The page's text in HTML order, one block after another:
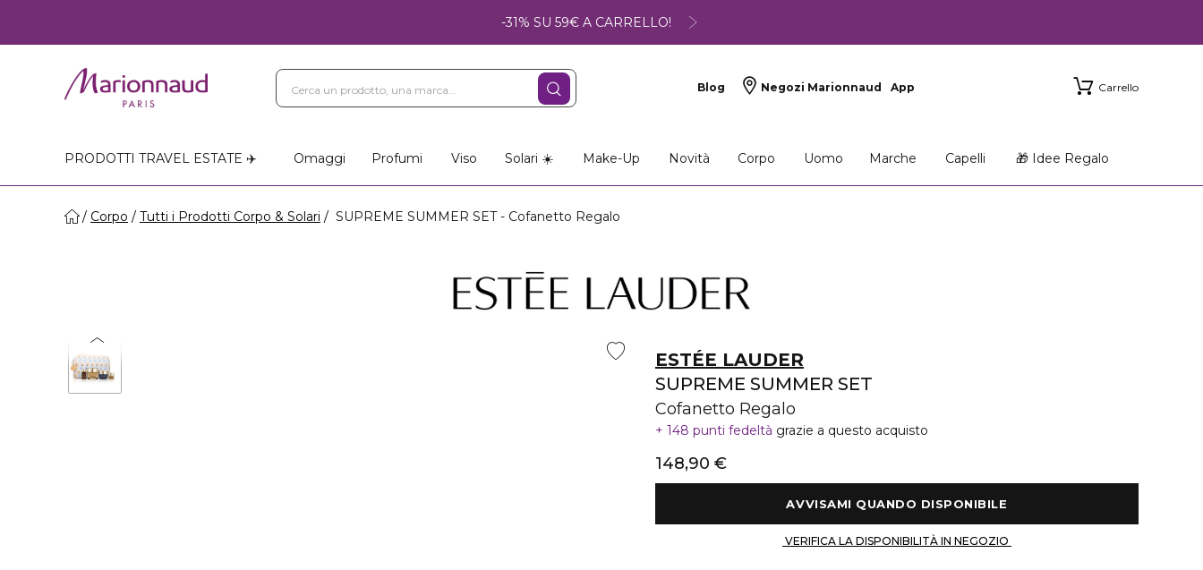
-31% SU 59€ A CARRELLO!
Blog Negozi Marionnaud App Carrello
PRODOTTI TRAVEL ESTATE ✈️ Omaggi Profumi Viso Solari ☀️ Make-Up Novità Corpo Uomo Marche Capelli 🎁 Idee Regalo
Corpo Tutti i Prodotti Corpo & Solari SUPREME SUMMER SET - Cofanetto Regalo
ESTÉE LAUDER
SUPREME SUMMER SET
Cofanetto Regalo
148 punti fedeltà grazie a questo acquisto
148,90 €